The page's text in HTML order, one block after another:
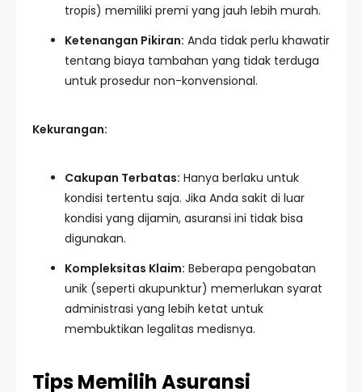
tropis) memiliki premi yang jauh lebih murah.
Ketenangan Pikiran: Anda tidak perlu khawatir
tentang biaya tambahan yang tidak terduga
untuk prosedur non-konvensional.
Kekurangan:
Cakupan Terbatas: Hanya berlaku untuk
kondisi tertentu saja. Jika Anda sakit di luar
kondisi yang dijamin, asuransi ini tidak bisa
digunakan.
Kompleksitas Klaim: Beberapa pengobatan
unik (seperti akupunktur) memerlukan syarat
administrasi yang lebih ketat untuk
membuktikan legalitas medisnya.
Tips Memilih Asuransi